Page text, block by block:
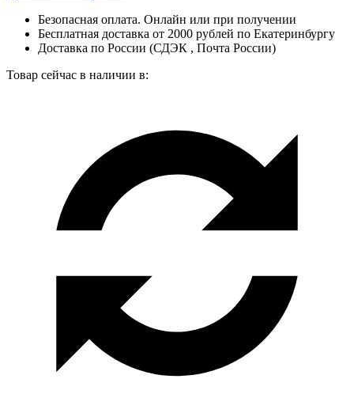
Безопасная оплата. Онлайн или при получении
Бесплатная доставка от 2000 рублей по Екатеринбургу
Доставка по России (СДЭК , Почта России)
Товар сейчас в наличии в: